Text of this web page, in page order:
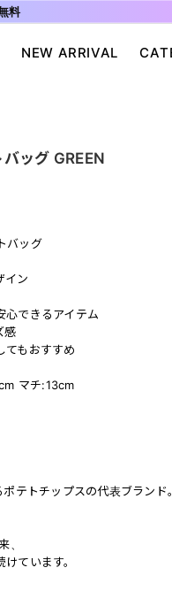
NEW ARRIVAL
かど画廊
料
ッグ GREEN
バッグ
イン
できるアイテム
感
もおすすめ
マチ:13cm
テトチップスの代表ブランド。
、
ています。